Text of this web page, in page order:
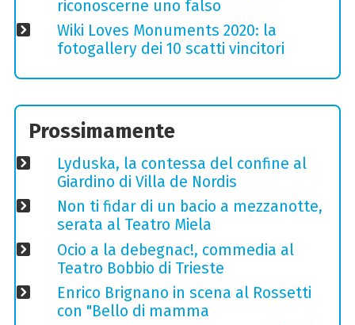
riconoscerne uno falso
Wiki Loves Monuments 2020: la
fotogallery dei 10 scatti vincitori
Prossimamente
Lyduska, la contessa del confine al
Giardino di Villa de Nordis
Non ti fidar di un bacio a mezzanotte,
serata al Teatro Miela
Ocio a la debegnac!, commedia al
Teatro Bobbio di Trieste
Enrico Brignano in scena al Rossetti
con "Bello di mamma